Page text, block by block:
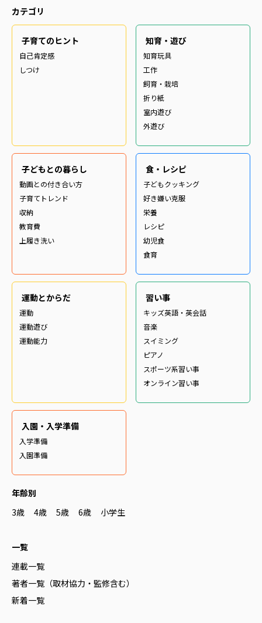
カテゴリ
子育てのヒント
自己肯定感
しつけ
知育・遊び
知育玩具
工作
飼育・栽培
折り紙
室内遊び
外遊び
子どもとの暮らし
動画との付き合い方
子育てトレンド
収納
教育費
上履き洗い
食・レシピ
子どもクッキング
好き嫌い克服
栄養
レシピ
幼児食
食育
運動とからだ
運動
運動遊び
運動能力
習い事
キッズ英語・英会話
音楽
スイミング
ピアノ
スポーツ系習い事
オンライン習い事
入園・入学準備
入学準備
入園準備
年齢別
3歳
4歳 5歳 6歳 小学生
一覧
連載一覧
著者一覧（取材協力・監修含む）
新着一覧